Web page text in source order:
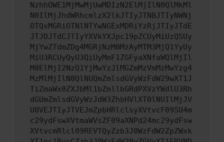
NzhhOWE1MjMwMjUwMDIzN2ElMjIlN0QlMkMl
N0IlMjJhdWRhcmlzX2lkJTIyJTNBJTIyNWNj
OTQxMGRiOTNlNTYwNGExMDRiYzRjJTIyJTdE
JTJDJTdCJTIyYXVkYXJpc19pZCUyMiUzQSUy
MjYwZTdmZDg4MGRjNzM0MzAyMTM3MjQ1YyUy
MiU3RCUyQyU3QiUyMmF1ZGFyaXNfaWQlMjIl
M0ElMjI2NzQ1YjMwYzJlMGZmMzVmMzMwYzg4
MzMlMjIlN0QlNUQmZmlsdGVyWzFdW29wXT1J
TiZmaWx0ZXJbMl1bZmllbGRdPXVzYWdlU3Rh
dGUmZmlsdGVyWzJdW3ZhbHVlXT0lNUIlMjJV
U0VEJTIyJTVEJmZpbHRlclsyXVtvcF09SU4m
c29ydFswXVtmaWVsZF09aXNPd24mc29ydFsw
XVtvcmRlcl09REVTQyZzb3J0WzFdW2ZpZWxk